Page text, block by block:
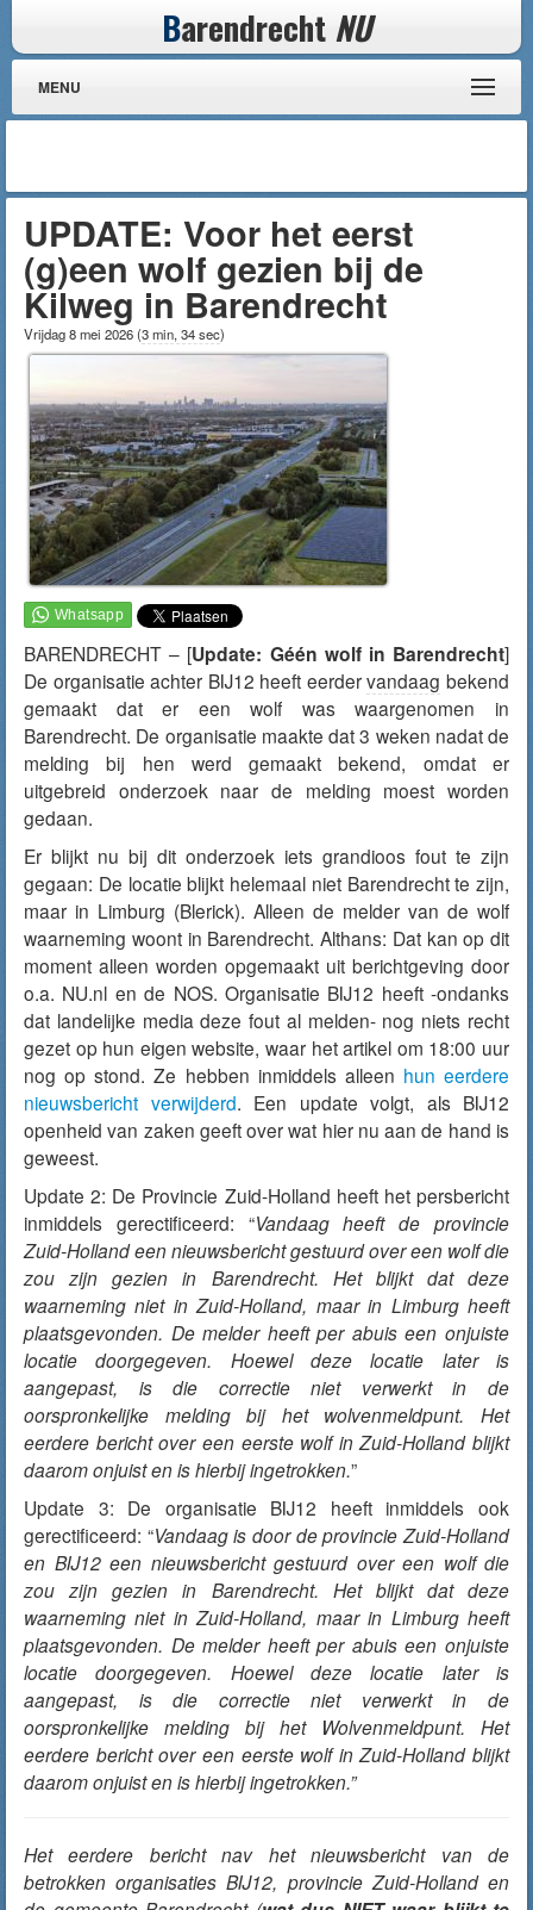
Barendrecht NU
MENU
UPDATE: Voor het eerst
(g)een wolf gezien bij de
Kilweg in Barendrecht
Vrijdag 8 mei 2026(3 min, 34 sec)
BARENDRECHT – [Update: Géén wolf in Barendrecht]
De organisatie achter BIJ12 heeft eerdervandaag bekend
gemaakt dat er een wolf was waargenomen in
Barendrecht. De organisatie maakte dat 3 weken nadat de
melding bij hen werd gemaakt bekend, omdat er
uitgebreid onderzoek naar de melding moest worden
gedaan.
Er blijkt nu bij dit onderzoek iets grandioos fout te zijn
gegaan: De locatie blijkt helemaal niet Barendrecht te zijn,
maar in Limburg (Blerick). Alleen de melder van de wolf
waarneming woont in Barendrecht. Althans: Dat kan op dit
moment alleen worden opgemaakt uit berichtgeving door
o.a. NU.nl en de NOS. Organisatie BIJ12 heeft -ondanks
dat landelijke media deze fout al melden- nog niets recht
gezet op hun eigen website, waar het artikel om 18:00 uur
nog op stond. Ze hebben inmiddels alleen hun eerdere
nieuwsbericht verwijderd. Een update volgt, als BIJ12
openheid van zaken geeft over wat hier nu aan de hand is
geweest.
Update 2: De Provincie Zuid-Holland heeft het persbericht
inmiddels gerectificeerd: “Vandaag heeft de provincie
Zuid-Holland een nieuwsbericht gestuurd over een wolf die
zou zijn gezien in Barendrecht. Het blijkt dat deze
waarneming niet in Zuid-Holland, maar in Limburg heeft
plaatsgevonden. De melder heeft per abuis een onjuiste
locatie doorgegeven. Hoewel deze locatie later is
aangepast, is die correctie niet verwerkt in de
oorspronkelijke melding bij het wolvenmeldpunt. Het
eerdere bericht over een eerste wolf in Zuid-Holland blijkt
daarom onjuist en is hierbij ingetrokken.”
Update 3: De organisatie BIJ12 heeft inmiddels ook
gerectificeerd: “Vandaag is door de provincie Zuid-Holland
en BIJ12 een nieuwsbericht gestuurd over een wolf die
zou zijn gezien in Barendrecht. Het blijkt dat deze
waarneming niet in Zuid-Holland, maar in Limburg heeft
plaatsgevonden. De melder heeft per abuis een onjuiste
locatie doorgegeven. Hoewel deze locatie later is
aangepast, is die correctie niet verwerkt in de
oorspronkelijke melding bij het Wolvenmeldpunt. Het
eerdere bericht over een eerste wolf in Zuid-Holland blijkt
daarom onjuist en is hierbij ingetrokken.”
Het eerdere bericht nav het nieuwsbericht van de
betrokken organisaties BIJ12, provincie Zuid-Holland en